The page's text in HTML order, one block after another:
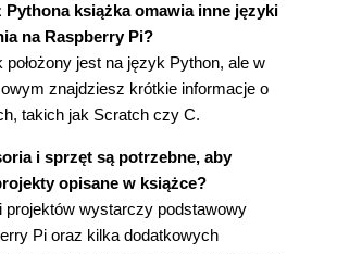
(62)
(64)
typów (65)
(66)
klasy i metody (67)
modułów (67)
biblioteki języka Python (68)
Pythona książka omawia inne języki
na Raspberry Pi?
położony jest na język Python, ale w
znajdziesz krótkie informacje o
takich jak Scratch czy C.
i sprzęt są potrzebne, aby
opisane w książce?
projektów wystarczy podstawowy
Pi oraz kilka dodatkowych